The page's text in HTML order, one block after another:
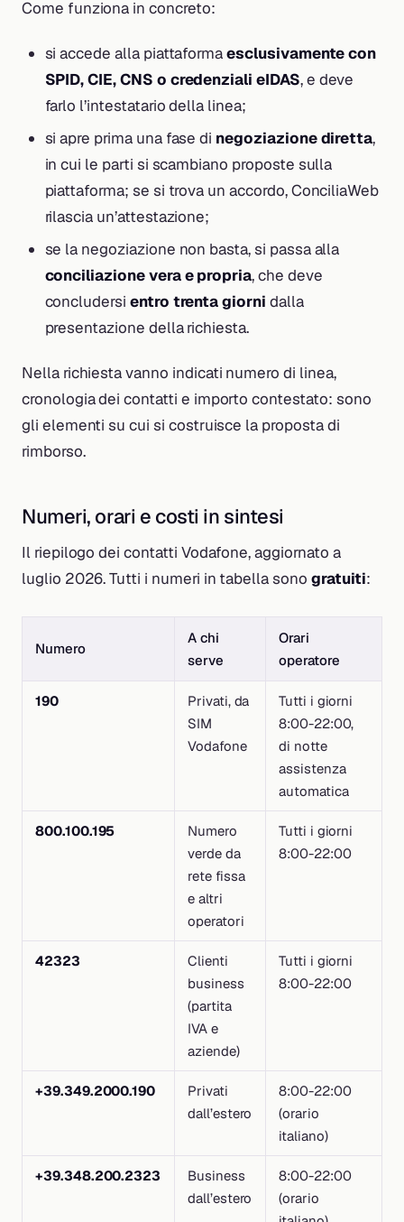
Come funziona in concreto:
si accede alla piattaformaesclusivamente con
SPID, CIE, CNS o credenziali eIDAS, e deve
farlo l’intestatario della linea;
si apre prima una fase di negoziazione diretta,
in cui le parti si scambiano proposte sulla
piattaforma; se si trova un accordo, ConciliaWeb
rilascia un’attestazione;
se la negoziazione non basta, si passa alla
conciliazione vera e propria, che deve
concludersi entro trenta giorni dalla
presentazione della richiesta.
Nella richiesta vanno indicati numero di linea,
cronologia dei contatti e importo contestato: sono
gli elementi su cui si costruisce la proposta di
rimborso.
Numeri, orari e costi in sintesi
Il riepilogo dei contatti Vodafone, aggiornato a
luglio 2026. Tutti i numeri in tabella sono gratuiti:
Numero
A chi
serve
Orari
operatore
190
Privati, da
SIM
Vodafone
Tutti i giorni
8:00-22:00,
di notte
assistenza
automatica
800.100.195
Numero
verde da
rete fissa
e altri
operatori
Tutti i giorni
8:00-22:00
42323
Clienti
business
(partita
IVA e
aziende)
Tutti i giorni
8:00-22:00
+39.349.2000.190
Privati
dall’estero
8:00-22:00
(orario
italiano)
+39.348.200.2323
Business
dall’estero
8:00-22:00
(orario